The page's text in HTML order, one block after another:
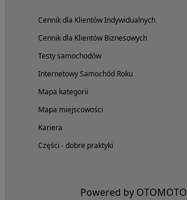
Cennik dla Klientów Indywidualnych
Cennik dla Klientów Biznesowych
Testy samochodów
Internetowy Samochód Roku
Mapa kategorii
Mapa miejscowości
Kariera
Części - dobre praktyki
Powered by OTOMOTO